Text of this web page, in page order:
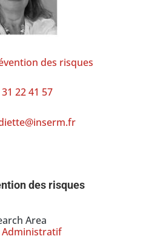
des risques
22 41 57
des risques
Area
Administratif